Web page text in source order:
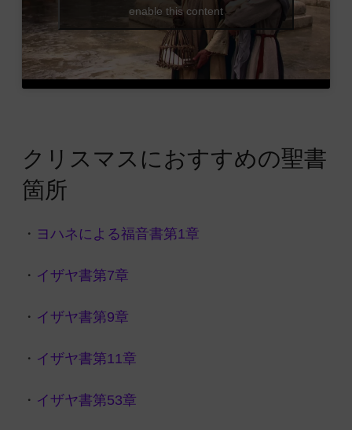
enable this content
クリスマスにおすすめの聖書
箇所
・ ヨハネによる福音書第1章
・ イザヤ書第7章
・ イザヤ書第9章
・ イザヤ書第11章
・ イザヤ書第53章